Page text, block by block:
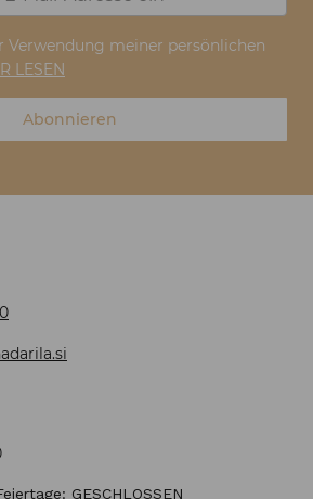
Verwendung meiner persönlichen
LESEN
Abonnieren
GESCHLOSSEN